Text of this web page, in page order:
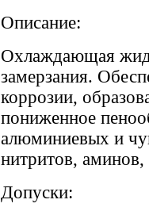
Описание:
Охлаждающая
замерзания.
коррозии,
пониженное
алюминиевых и
нитритов,
Допуски: